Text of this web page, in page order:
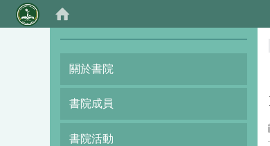
關於書院
書院成員
書院活動